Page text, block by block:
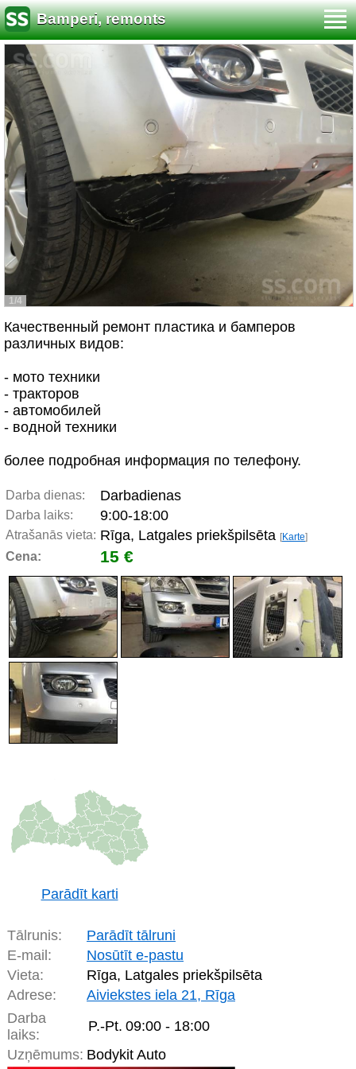
Bamperi, remonts
1/4
Качественный ремонт пластика и бамперов
различных видов:
- мото техники
- тракторов
- автомобилей
- водной техники
более подробная информация по телефону.
Darba dienas: Darbadienas
Darba laiks: 9:00-18:00
Atrašanās vieta: Rīga, Latgales priekšpilsēta [Karte]
Cena: 15 €
Parādīt karti
Tālrunis:
Parādīt tālruni
E-mail:
Nosūtīt e-pastu
Vieta:
Rīga, Latgales priekšpilsēta
Adrese:
Aiviekstes iela 21, Rīga
Darba
laiks:
P.-Pt. 09:00 - 18:00
Uzņēmums: Bodykit Auto